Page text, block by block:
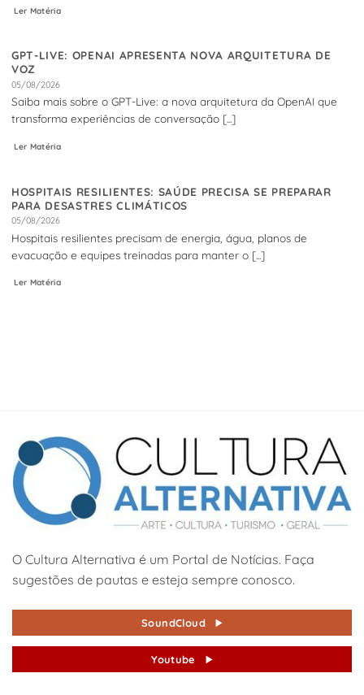
Ler Matéria
GPT-LIVE: OPENAI APRESENTA NOVA ARQUITETURA DE
VOZ
05/08/2026
Saiba mais sobre o GPT-Live: a nova arquitetura da OpenAI que
transforma experiências de conversação [...]
Ler Matéria
HOSPITAIS RESILIENTES: SAÚDE PRECISA SE PREPARAR
PARA DESASTRES CLIMÁTICOS
05/08/2026
Hospitais resilientes precisam de energia, água, planos de
evacuação e equipes treinadas para manter o [...]
Ler Matéria
O Cultura Alternativa é um Portal de Notícias. Faça
sugestões de pautas e esteja sempre conosco.
SoundCloud
Youtube